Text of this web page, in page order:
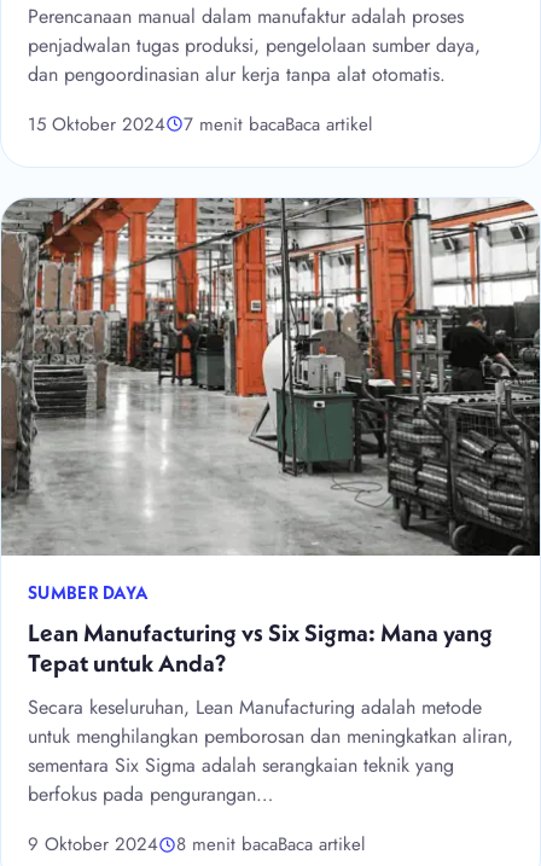
Perencanaan manual dalam manufaktur adalah proses
penjadwalan tugas produksi, pengelolaan sumber daya,
dan pengoordinasian alur kerja tanpa alat otomatis.
15 Oktober 2024 7 menit bacaBaca artikel
SUMBER DAYA
Lean Manufacturing vs Six Sigma: Mana yang
Tepat untuk Anda?
Secara keseluruhan, Lean Manufacturing adalah metode
untuk menghilangkan pemborosan dan meningkatkan aliran,
sementara Six Sigma adalah serangkaian teknik yang
berfokus pada pengurangan…
9 Oktober 2024 8 menit bacaBaca artikel